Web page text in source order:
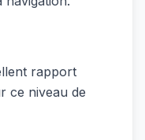
rapport
ce niveau de